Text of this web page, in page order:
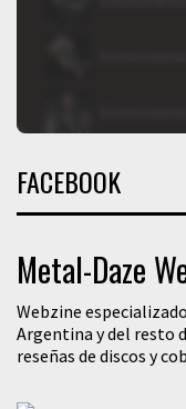
FACEBOOK
Metal-Daze
Webzine
Argentina y del resto
reseñas de discos y